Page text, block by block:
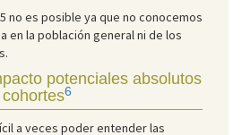
no es posible ya que no conocemos
en la población general ni de los
potenciales absolutos
6
a veces poder entender las